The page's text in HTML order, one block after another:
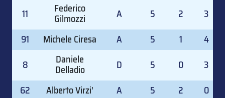
11
Federico
Gilmozzi A 5 2
3
91
Michele Ciresa A 5 1
4
8
Daniele
Delladio D 5 0
3
62
Alberto Virzi' A 5 2
0